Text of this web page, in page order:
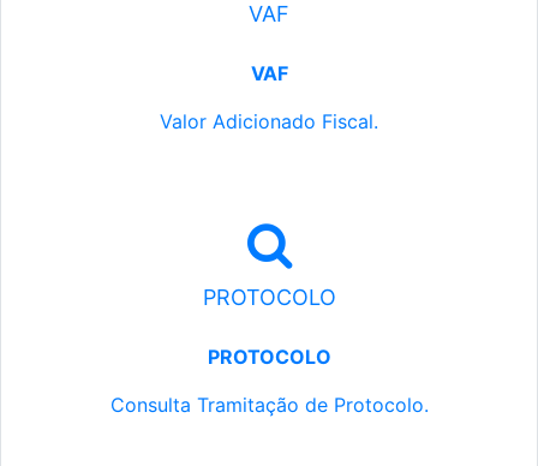
VAF
VAF
Valor Adicionado Fiscal.
PROTOCOLO
PROTOCOLO
Consulta Tramitação de Protocolo.